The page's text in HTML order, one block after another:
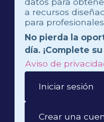
a recursos
para
No pierda la
día. ¡Complete
Aviso de
Iniciar sesión
Crear una